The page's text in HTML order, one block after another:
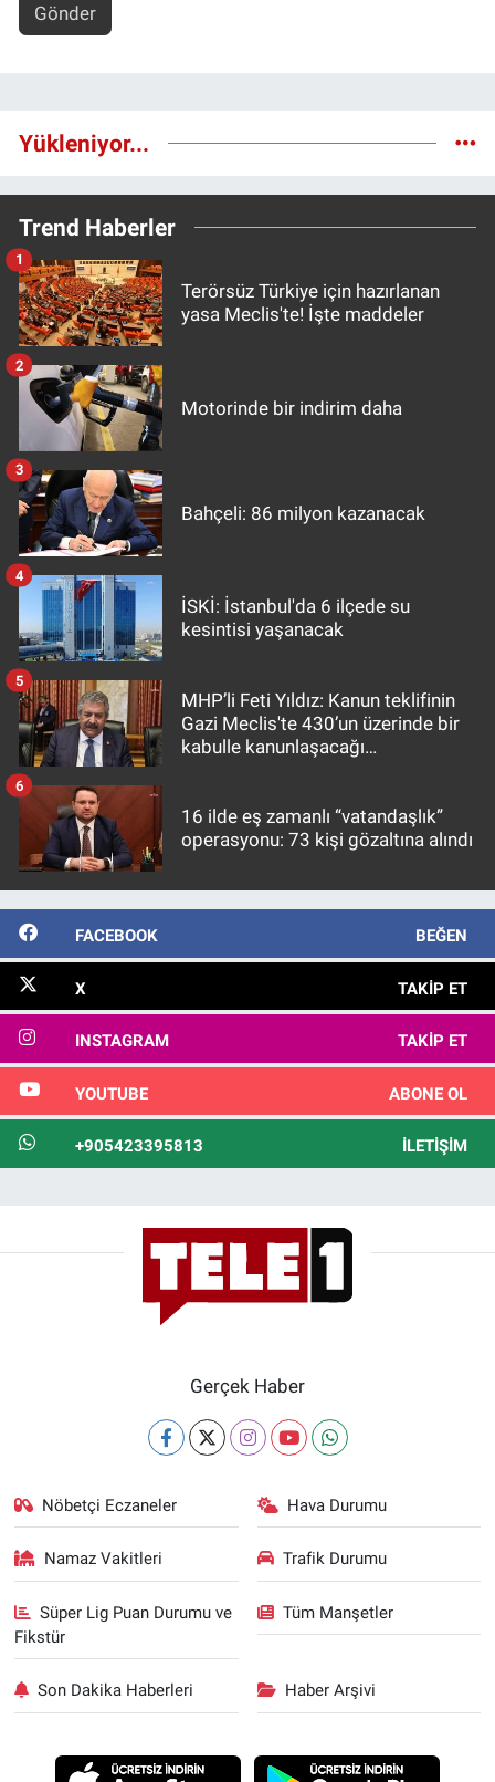
Gönder
Yükleniyor...
Trend Haberler
Terörsüz Türkiye için hazırlanan
yasa Meclis'te! İşte maddeler
1
Motorinde bir indirim daha
2
Bahçeli: 86 milyon kazanacak
3
İSKİ: İstanbul'da 6 ilçede su
kesintisi yaşanacak
4
MHP’li Feti Yıldız: Kanun teklifinin
Gazi Meclis'te 430’un üzerinde bir
kabulle kanunlaşacağı
5
16 ilde eş zamanlı “vatandaşlık”
operasyonu: 73 kişi gözaltına alındı
6
FACEBOOK BEĞEN
X TAKIP ET
INSTAGRAM TAKIP ET
YOUTUBE ABONE OL
+905423395813 İLETIŞIM
Gerçek Haber
Nöbetçi Eczaneler Hava Durumu
Namaz Vakitleri Trafik Durumu
Süper Lig Puan Durumu ve
Fikstür
Tüm Manşetler
Son Dakika Haberleri Haber Arşivi